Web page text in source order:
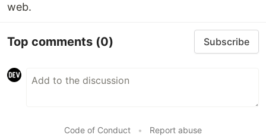
web.
Top comments (0) Subscribe
Code of Conduct • Report abuse